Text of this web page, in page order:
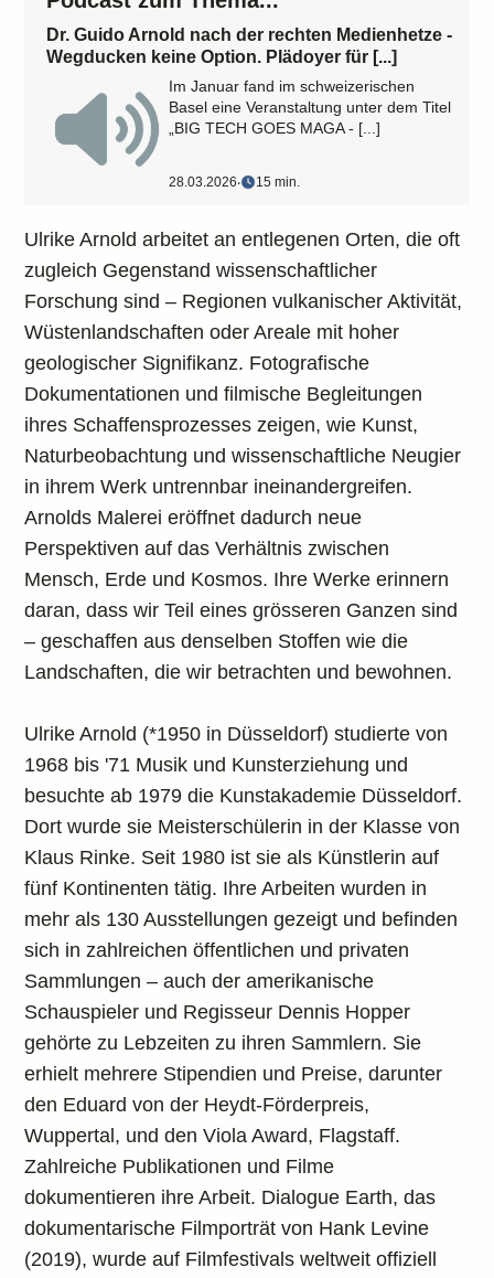
Dr. Guido Arnold nach der rechten Medienhetze -
Wegducken keine Option. Plädoyer für [...]
Im Januar fand im schweizerischen
Basel eine Veranstaltung unter dem Titel
„BIG TECH GOES MAGA - [...]
28.03.2026‧ 15 min.
Ulrike Arnold arbeitet an entlegenen Orten, die oft
zugleich Gegenstand wissenschaftlicher
Forschung sind – Regionen vulkanischer Aktivität,
Wüstenlandschaften oder Areale mit hoher
geologischer Signifikanz. Fotografische
Dokumentationen und filmische Begleitungen
ihres Schaffensprozesses zeigen, wie Kunst,
Naturbeobachtung und wissenschaftliche Neugier
in ihrem Werk untrennbar ineinandergreifen.
Arnolds Malerei eröffnet dadurch neue
Perspektiven auf das Verhältnis zwischen
Mensch, Erde und Kosmos. Ihre Werke erinnern
daran, dass wir Teil eines grösseren Ganzen sind
– geschaffen aus denselben Stoffen wie die
Landschaften, die wir betrachten und bewohnen.
Ulrike Arnold (*1950 in Düsseldorf) studierte von
1968 bis '71 Musik und Kunsterziehung und
besuchte ab 1979 die Kunstakademie Düsseldorf.
Dort wurde sie Meisterschülerin in der Klasse von
Klaus Rinke. Seit 1980 ist sie als Künstlerin auf
fünf Kontinenten tätig. Ihre Arbeiten wurden in
mehr als 130 Ausstellungen gezeigt und befinden
sich in zahlreichen öffentlichen und privaten
Sammlungen – auch der amerikanische
Schauspieler und Regisseur Dennis Hopper
gehörte zu Lebzeiten zu ihren Sammlern. Sie
erhielt mehrere Stipendien und Preise, darunter
den Eduard von der Heydt-Förderpreis,
Wuppertal, und den Viola Award, Flagstaff.
Zahlreiche Publikationen und Filme
dokumentieren ihre Arbeit. Dialogue Earth, das
dokumentarische Filmporträt von Hank Levine
(2019), wurde auf Filmfestivals weltweit offiziell